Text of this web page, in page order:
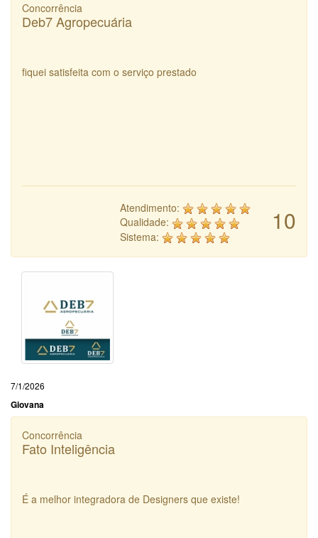
Concorrência
Deb7 Agropecuária
fiquei satisfeita com o serviço prestado
10
Atendimento:
Qualidade:
Sistema:
7/1/2026
Giovana
Concorrência
Fato Inteligência
É a melhor integradora de Designers que existe!